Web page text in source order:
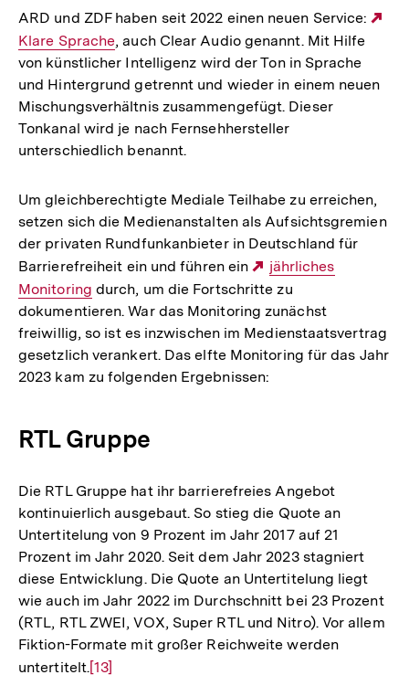
ARD und ZDF haben seit 2022 einen neuen Service:
Klare Sprache, auch Clear Audio genannt. Mit Hilfe
von künstlicher Intelligenz wird der Ton in Sprache
und Hintergrund getrennt und wieder in einem neuen
Mischungsverhältnis zusammengefügt. Dieser
Tonkanal wird je nach Fernsehhersteller
unterschiedlich benannt.
Um gleichberechtigte Mediale Teilhabe zu erreichen,
setzen sich die Medienanstalten als Aufsichtsgremien
der privaten Rundfunkanbieter in Deutschland für
Barrierefreiheit ein und führen ein
Externer
Link:
jährliches
Monitoring durch, um die Fortschritte zu
dokumentieren. War das Monitoring zunächst
freiwillig, so ist es inzwischen im Medienstaatsvertrag
gesetzlich verankert. Das elfte Monitoring für das Jahr
2023 kam zu folgenden Ergebnissen:
RTL Gruppe
Die RTL Gruppe hat ihr barrierefreies Angebot
kontinuierlich ausgebaut. So stieg die Quote an
Untertitelung von 9 Prozent im Jahr 2017 auf 21
Prozent im Jahr 2020. Seit dem Jahr 2023 stagniert
diese Entwicklung. Die Quote an Untertitelung liegt
wie auch im Jahr 2022 im Durchschnitt bei 23 Prozent
(RTL, RTL ZWEI, VOX, Super RTL und Nitro). Vor allem
Fiktion-Formate mit großer Reichweite werden
untertitelt.Zur
[13]